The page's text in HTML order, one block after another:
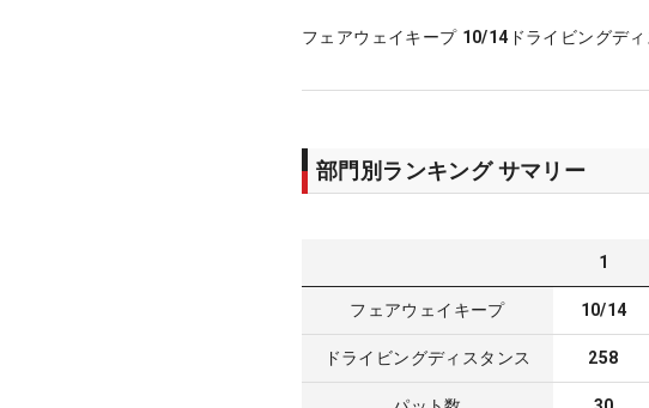
フェアウェイキープ 10/14 ドライビングデ
部門別ランキング サマリー
1
フェアウェイキープ 10/14
ドライビングディスタンス 258